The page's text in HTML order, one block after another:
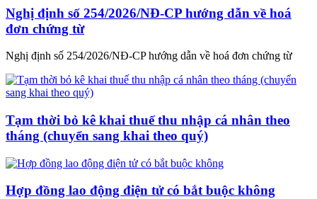
Nghị định số 254/2026/NĐ-CP hướng dẫn về hoá
đơn chứng từ
Nghị định số 254/2026/NĐ-CP hướng dẫn về hoá đơn chứng từ
Tạm thời bỏ kê khai thuế thu nhập cá nhân theo
tháng (chuyển sang khai theo quý)
Hợp đồng lao động điện tử có bắt buộc không